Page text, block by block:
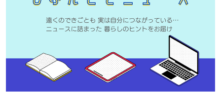
【道東のお気に入りを見つけたい】